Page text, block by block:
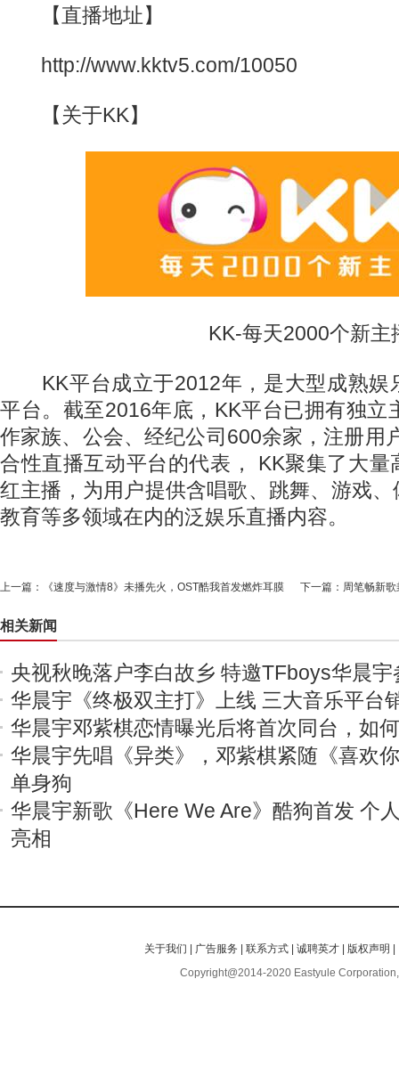
【直播地址】
http://www.kktv5.com/10050
【关于KK】
KK-每天2000个新主
KK平台成立于2012年，是大型成熟娱
平台。截至2016年底，KK平台已拥有独立
作家族、公会、经纪公司600余家，注册用
合性直播互动平台的代表， KK聚集了大量
红主播，为用户提供含唱歌、跳舞、游戏
教育等多领域在内的泛娱乐直播内容。
上一篇： 《速度与激情8》未播先火，OST酷我首发燃炸耳膜 下一篇： 周笔畅新
相关新闻
央视秋晚落户李白故乡 特邀TFboys华晨宇
华晨宇《终极双主打》上线 三大音乐平台
华晨宇邓紫棋恋情曝光后将首次同台，如
华晨宇先唱《异类》，邓紫棋紧随《喜欢
单身狗
华晨宇新歌《Here We Are》酷狗首发 个
亮相
关于我们 | 广告服务 |联系方式 |诚聘英才 | 版权声明 |
Copyright@2014-2020 Eastyule